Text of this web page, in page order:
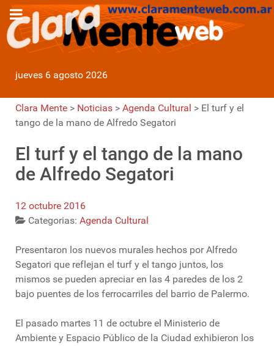
jueves 6 agosto 2026
Clara Mente > Noticias > Agenda Cultural > El turf y el
tango de la mano de Alfredo Segatori
El turf y el tango de la mano
de Alfredo Segatori
12 octubre 2016
Categorias: Agenda Cultural
Presentaron los nuevos murales hechos por Alfredo
Segatori que reflejan el turf y el tango juntos, los
mismos se pueden apreciar en las 4 paredes de los 2
bajo puentes de los ferrocarriles del barrio de Palermo.
El pasado martes 11 de octubre el Ministerio de
Ambiente y Espacio Público de la Ciudad exhibieron los